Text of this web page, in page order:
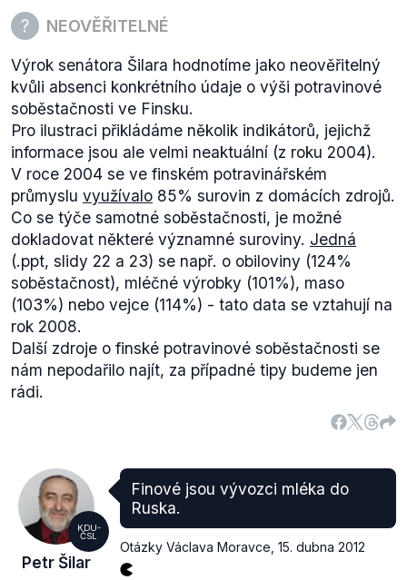
NEOVĚŘITELNÉ
Výrok senátora Šilara hodnotíme jako neověřitelný
kvůli absenci konkrétního údaje o výši potravinové
soběstačnosti ve Finsku.
Pro ilustraci přikládáme několik indikátorů, jejichž
informace jsou ale velmi neaktuální (z roku 2004).
V roce 2004 se ve finském potravinářském
průmyslu využívalo 85% surovin z domácích zdrojů.
Co se týče samotné soběstačnosti, je možné
dokladovat některé významné suroviny. Jedná
(.ppt, slidy 22 a 23) se např. o obiloviny (124%
soběstačnost), mléčné výrobky (101%), maso
(103%) nebo vejce (114%) - tato data se vztahují na
rok 2008.
Další zdroje o finské potravinové soběstačnosti se
nám nepodařilo najít, za případné tipy budeme jen
rádi.
KDU-
ČSL
Petr Šilar
Finové jsou vývozci mléka do
Ruska.
Otázky Václava Moravce 15. dubna 2012